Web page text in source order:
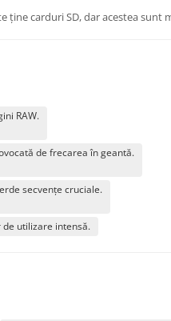
ține carduri SD, dar acestea
RAW.
de frecarea în geantă.
secvențe cruciale.
de utilizare intensă.